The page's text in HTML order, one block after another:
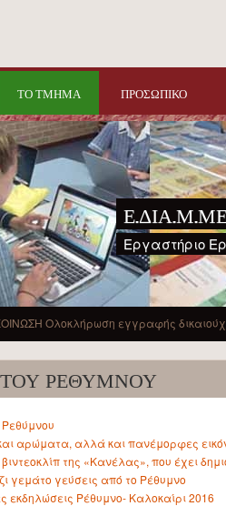
ΤΟ ΤΜΗΜΑ ΠΡΟΣΩΠΙΚΟ
Εργαστήριο
Ολοκλήρωση εγγραφής
ΡΕΘΥΜΝΟΥ
αρώματα, αλλά και πανέμορφες
βιντεοκλίπ της «Κανέλας», που έχει
γεμάτο γεύσεις από το Ρέθυμνο
εκδηλώσεις Ρέθυμνο- Καλοκαίρι 2016